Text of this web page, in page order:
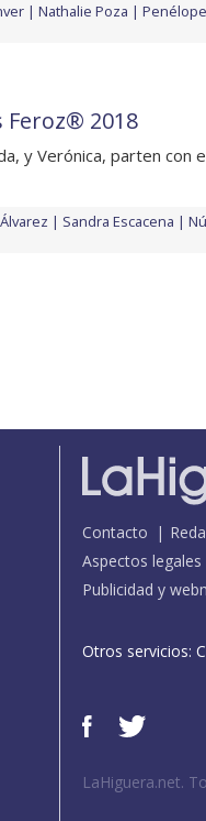
Nathalie Poza
Feroz® 2018
y Verónica, parten con
Sandra Escacena
Contacto
Aspectos legales
Publicidad y
Otros servicios:
LaHiguera.net.